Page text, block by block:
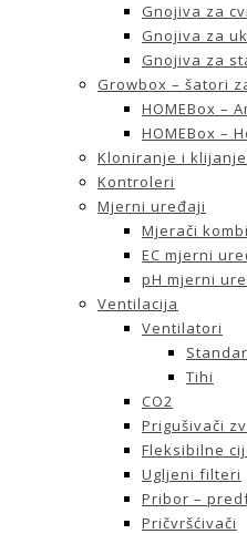
Gnojiva za
Gnojiva za
Gnojiva za
Growbox – šatori
HOMEBox –
HOMEBox –
Kloniranje i klijanje
Kontroleri
Mjerni uređaji
Mjerači
EC mjerni
pH mjerni
Ventilacija
Ventilatori
Tihi
CO2
Prigušivači
Fleksibilne
Ugljeni filteri
Pribor –
Pričvršćivači